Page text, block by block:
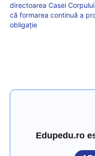
directoarea Casei
că formarea continuă a
obligație
Edupedu.ro